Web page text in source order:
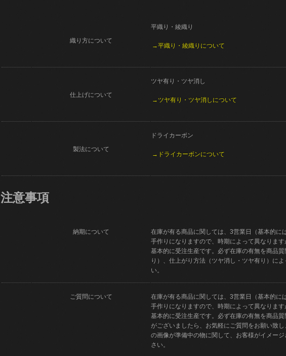
織り方について
平織り・綾織り
→平織り・綾織りについて
仕上げについて
ツヤ有り・ツヤ消し
→ツヤ有り・ツヤ消しについて
製法について
ドライカーボン
→ドライカーボンについて
注意事項
納期について
在庫が有る商品に関しては、3営業日（基本的に
手作りになりますので、時期によって異なりま
基本的に受注生産です。必ず在庫の有無を商品
り）、仕上がり方法（ツヤ消し・ツヤ有り）に
い。
ご質問について
在庫が有る商品に関しては、3営業日（基本的に
手作りになりますので、時期によって異なりま
基本的に受注生産です。必ず在庫の有無を商品
がございましたら、お気軽にご質問をお願い致
の画像が準備中の物に関して、お客様がイメー
さい。